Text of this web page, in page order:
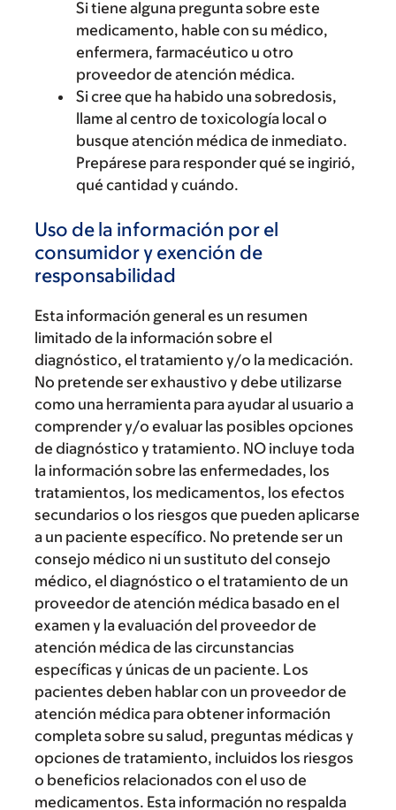
Si tiene alguna pregunta sobre este
medicamento, hable con su médico,
enfermera, farmacéutico u otro
proveedor de atención médica.
Si cree que ha habido una sobredosis,
llame al centro de toxicología local o
busque atención médica de inmediato.
Prepárese para responder qué se ingirió,
qué cantidad y cuándo.
Uso de la información por el
consumidor y exención de
responsabilidad
Esta información general es un resumen
limitado de la información sobre el
diagnóstico, el tratamiento y/o la medicación.
No pretende ser exhaustivo y debe utilizarse
como una herramienta para ayudar al usuario a
comprender y/o evaluar las posibles opciones
de diagnóstico y tratamiento. NO incluye toda
la información sobre las enfermedades, los
tratamientos, los medicamentos, los efectos
secundarios o los riesgos que pueden aplicarse
a un paciente específico. No pretende ser un
consejo médico ni un sustituto del consejo
médico, el diagnóstico o el tratamiento de un
proveedor de atención médica basado en el
examen y la evaluación del proveedor de
atención médica de las circunstancias
específicas y únicas de un paciente. Los
pacientes deben hablar con un proveedor de
atención médica para obtener información
completa sobre su salud, preguntas médicas y
opciones de tratamiento, incluidos los riesgos
o beneficios relacionados con el uso de
medicamentos. Esta información no respalda